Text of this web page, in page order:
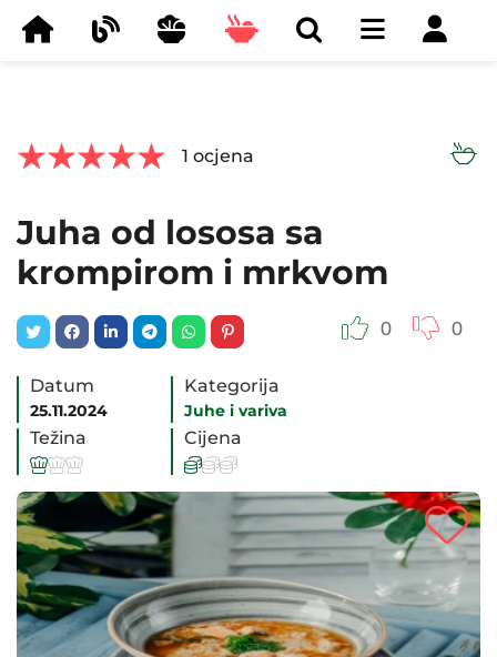


 1 ocjena
Juha od lososa sa
krompirom i mrkvom
0 0
Datum
25.11.2024
Kategorija
Juhe i variva
Težina



Cijena


